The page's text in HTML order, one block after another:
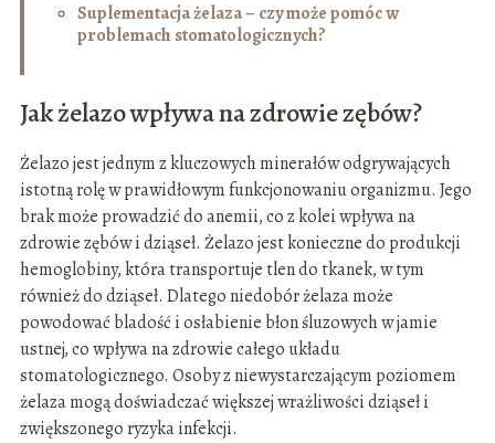
Suplementacja żelaza – czy może pomóc w
problemach stomatologicznych?
Jak żelazo wpływa na zdrowie zębów?
Żelazo jest jednym z kluczowych minerałów odgrywających
istotną rolę w prawidłowym funkcjonowaniu organizmu. Jego
brak może prowadzić do anemii, co z kolei wpływa na
zdrowie zębów i dziąseł. Żelazo jest konieczne do produkcji
hemoglobiny, która transportuje tlen do tkanek, w tym
również do dziąseł. Dlatego niedobór żelaza może
powodować bladość i osłabienie błon śluzowych w jamie
ustnej, co wpływa na zdrowie całego układu
stomatologicznego. Osoby z niewystarczającym poziomem
żelaza mogą doświadczać większej wrażliwości dziąseł i
zwiększonego ryzyka infekcji.